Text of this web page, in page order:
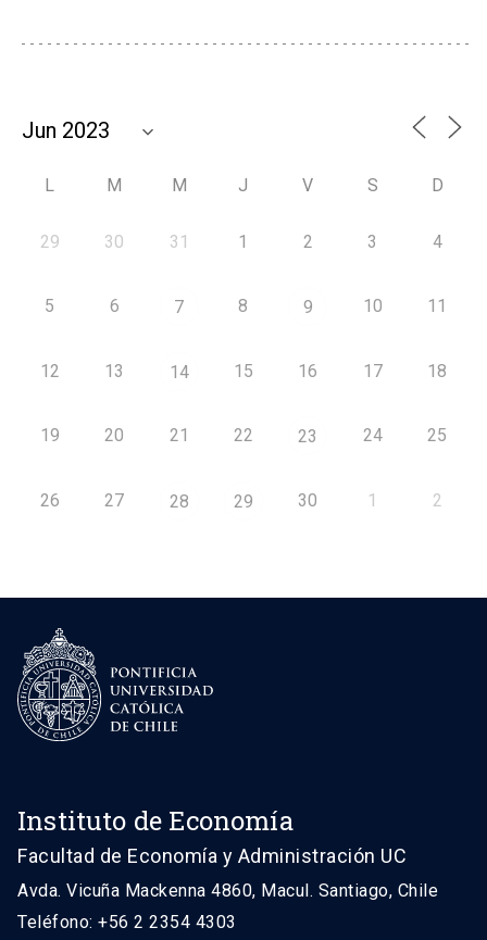
L M M J V S D
29 30 31 1 2 3 4
5 6 7 8 9 10 11
12 13 14 15 16 17 18
19 20 21 22 23 24 25
26 27 28 29 30 1 2
Instituto de Economía
Facultad de Economía y Administración UC
Avda. Vicuña Mackenna 4860, Macul. Santiago, Chile
Teléfono: +56 2 2354 4303